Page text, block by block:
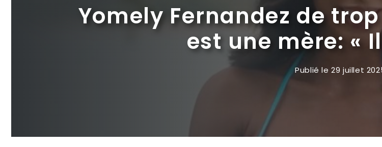
Yomely Fernandez de
est une mère: «
Publié le29 juillet